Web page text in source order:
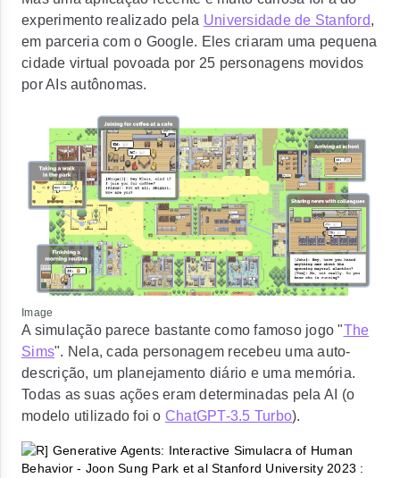
experimento realizado pela Universidade de Stanford,
em parceria com o Google. Eles criaram uma pequena
cidade virtual povoada por 25 personagens movidos
por AIs autônomas.
Image
A simulação parece bastante como famoso jogo "The
Sims". Nela, cada personagem recebeu uma auto-
descrição, um planejamento diário e uma memória.
Todas as suas ações eram determinadas pela AI (o
modelo utilizado foi o ChatGPT-3.5 Turbo).